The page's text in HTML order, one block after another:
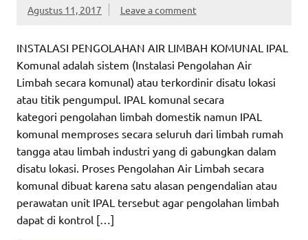
Agustus 11, 2017 Leave a comment
INSTALASI PENGOLAHAN AIR LIMBAH KOMUNAL IPAL
Komunal adalah sistem (Instalasi Pengolahan Air
Limbah secara komunal) atau terkordinir disatu lokasi
atau titik pengumpul. IPAL komunal secara
kategori pengolahan limbah domestik namun IPAL
komunal memproses secara seluruh dari limbah rumah
tangga atau limbah industri yang di gabungkan dalam
disatu lokasi. Proses Pengolahan Air Limbah secara
komunal dibuat karena satu alasan pengendalian atau
perawatan unit IPAL tersebut agar pengolahan limbah
dapat di kontrol […]